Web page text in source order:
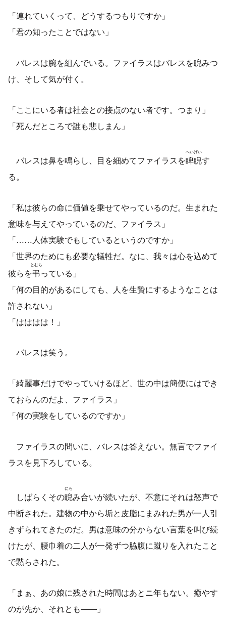
「連れていくって、どうするつもりですか」
「君の知ったことではない」
バレスは腕を組んでいる。ファイラスはバレスを睨みつ
け、そして気が付く。
「ここにいる者は社会との接点のない者です。つまり」
「死んだところで誰も悲しまん」
バレスは鼻を鳴らし、目を細めてファイラスを睥睨
へいげい
す
る。
「私は彼らの命に価値を乗せてやっているのだ。生まれた
意味を与えてやっているのだ、ファイラス」
「……人体実験でもしているというのですか」
「世界のためにも必要な犠牲だ。なに、我々は心を込めて
彼らを弔
とむら
っている」
「何の目的があるにしても、人を生贄にするようなことは
許されない」
「はははは！」
バレスは笑う。
「綺麗事だけでやっていけるほど、世の中は簡便にはでき
ておらんのだよ、ファイラス」
「何の実験をしているのですか」
ファイラスの問いに、バレスは答えない。無言でファイ
ラスを見下ろしている。
しばらくその睨
にら
み合いが続いたが、不意にそれは怒声で
中断された。建物の中から垢と皮脂にまみれた男が一人引
きずられてきたのだ。男は意味の分からない言葉を叫び続
けたが、腰巾着の二人が一発ずつ脇腹に蹴りを入れたこと
で黙らされた。
「まぁ、あの娘に残された時間はあとニ年もない。癒やす
のが先か、それとも――」